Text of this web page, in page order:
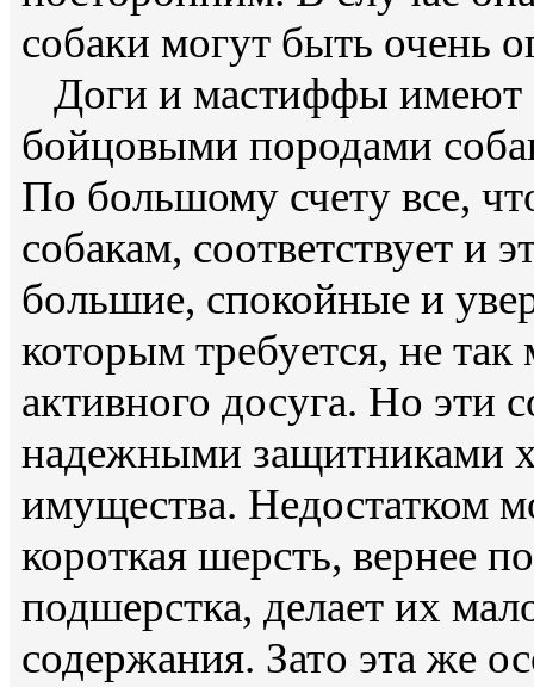
собаки могут быть очень
Доги и мастиффы имеют
бойцовыми породами
По большому счету все,
собакам, соответствует и
большие, спокойные и
которым требуется, не
активного досуга. Но эти
надежными защитниками
имущества. Недостатком
короткая шерсть, вернее
подшерстка, делает их
содержания. Зато эта же